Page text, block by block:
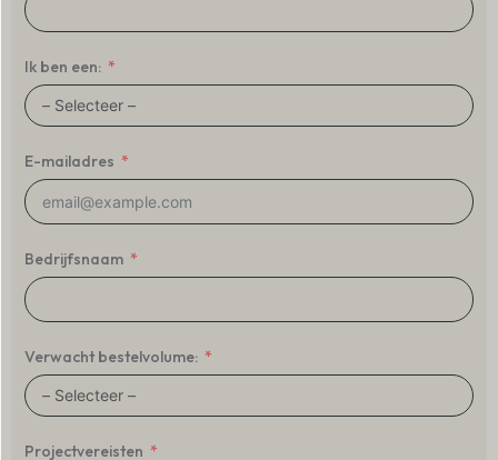
Ik ben een:
E-mailadres
Bedrijfsnaam
Verwacht bestelvolume:
Projectvereisten